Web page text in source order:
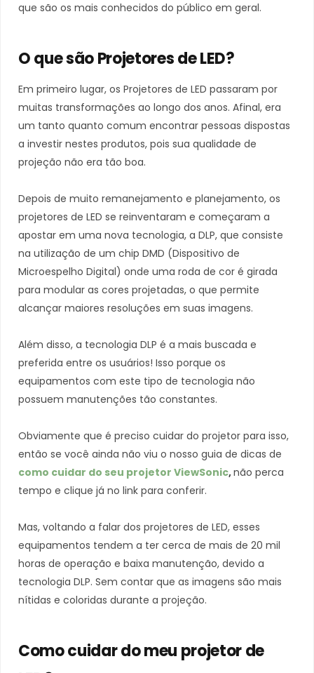
que são os mais conhecidos do público em geral.
O que são Projetores de LED?
Em primeiro lugar, os Projetores de LED passaram por
muitas transformações ao longo dos anos. Afinal, era
um tanto quanto comum encontrar pessoas dispostas
a investir nestes produtos, pois sua qualidade de
projeção não era tão boa.
Depois de muito remanejamento e planejamento, os
projetores de LED se reinventaram e começaram a
apostar em uma nova tecnologia, a DLP, que consiste
na utilização de um chip DMD (Dispositivo de
Microespelho Digital) onde uma roda de cor é girada
para modular as cores projetadas, o que permite
alcançar maiores resoluções em suas imagens.
Além disso, a tecnologia DLP é a mais buscada e
preferida entre os usuários! Isso porque os
equipamentos com este tipo de tecnologia não
possuem manutenções tão constantes.
Obviamente que é preciso cuidar do projetor para isso,
então se você ainda não viu o nosso guia de dicas de
como cuidar do seu projetor ViewSonic,não perca
tempo e clique já no link para conferir.
Mas, voltando a falar dos projetores de LED, esses
equipamentos tendem a ter cerca de mais de 20 mil
horas de operação e baixa manutenção, devido a
tecnologia DLP. Sem contar que as imagens são mais
nítidas e coloridas durante a projeção.
Como cuidar do meu projetor de